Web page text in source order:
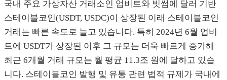
국내 주요 가상자산 거래소인 업비트와 빗썸에 달러 기반
스테이블코인(USDT, USDC)이 상장된 이래 스테이블코인
거래는 빠른 속도로 늘고 있습니다. 특히 2024년 6월 업비
트에 USDT가 상장된 이후 그 규모는 더욱 빠르게 증가해
최근 6개월 거래 규모는 월 평균 11.3조 원에 달하고 있습
니다. 스테이블코인 발행 및 유통 관련 법적 규제가 국내에